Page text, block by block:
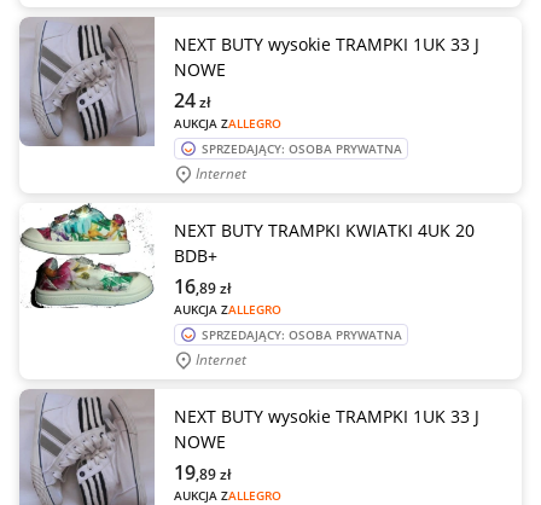
NEXT BUTY wysokie TRAMPKI 1UK 33 J
NOWE
AUKCJA ZALLEGRO
24zł
SPRZEDAJĄCY: OSOBA PRYWATNA
Internet
NEXT BUTY TRAMPKI KWIATKI 4UK 20
BDB+
AUKCJA ZALLEGRO
16,89zł
SPRZEDAJĄCY: OSOBA PRYWATNA
Internet
NEXT BUTY wysokie TRAMPKI 1UK 33 J
NOWE
AUKCJA ZALLEGRO
19,89zł